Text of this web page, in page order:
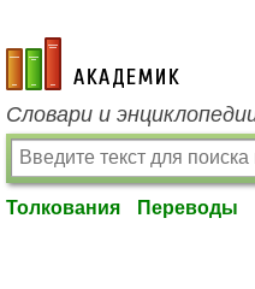
academic.ru
Словари и
Толкования Переводы